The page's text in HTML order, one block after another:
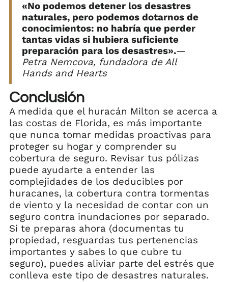
«No podemos detener los desastres
naturales, pero podemos dotarnos de
conocimientos: no habría que perder
tantas vidas si hubiera suficiente
preparación para los desastres».—
Petra Nemcova, fundadora de All
Hands and Hearts
Conclusión
A medida que el huracán Milton se acerca a
las costas de Florida, es más importante
que nunca tomar medidas proactivas para
proteger su hogar y comprender su
cobertura de seguro. Revisar tus pólizas
puede ayudarte a entender las
complejidades de los deducibles por
huracanes, la cobertura contra tormentas
de viento y la necesidad de contar con un
seguro contra inundaciones por separado.
Si te preparas ahora (documentas tu
propiedad, resguardas tus pertenencias
importantes y sabes lo que cubre tu
seguro), puedes aliviar parte del estrés que
conlleva este tipo de desastres naturales.